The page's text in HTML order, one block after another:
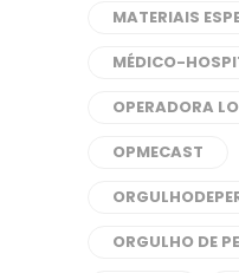
MATERIAIS
MÉDICO-
OPERADORA
OPMECAST
ORGULHO DE